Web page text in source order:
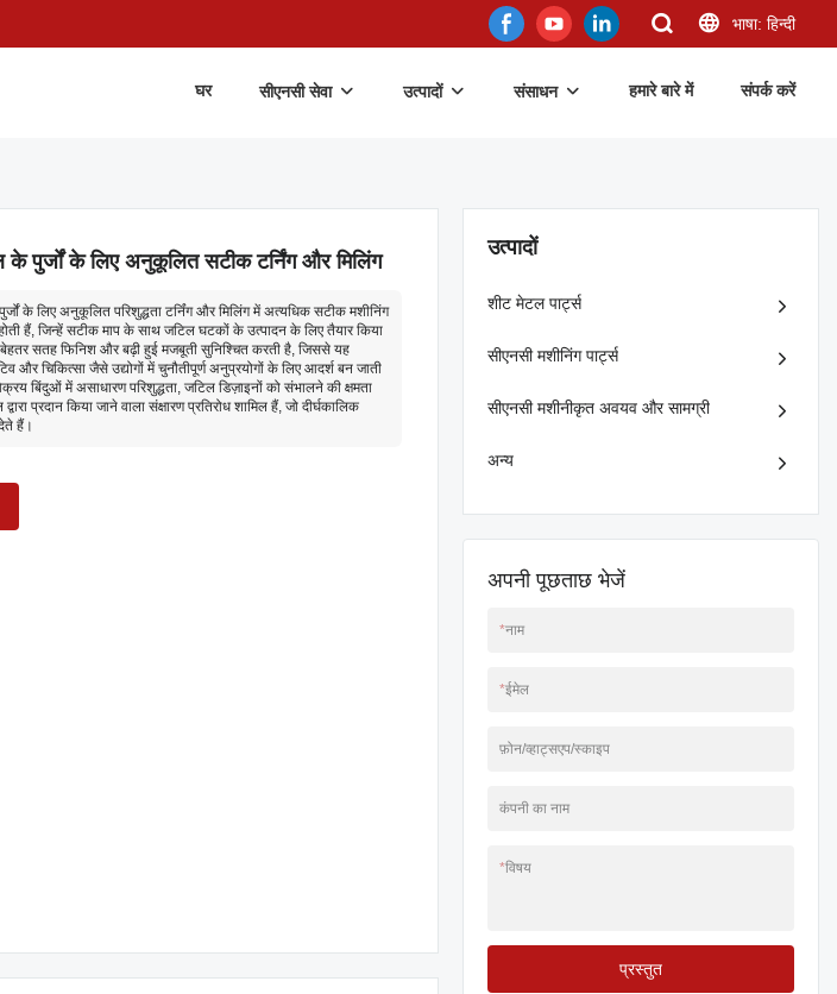
भाषा: हिन्दी
घर सीएनसी सेवा उत्पादों संसाधन हमारे बारे में संपर्क करें
पुर्जों के लिए अनुकूलित सटीक टर्निंग और मिलिंग
के लिए अनुकूलित परिशुद्धता टर्निंग और मिलिंग में अत्यधिक सटीक मशीनिंग
हैं, जिन्हें सटीक माप के साथ जटिल घटकों के उत्पादन के लिए तैयार किया
बेहतर सतह फिनिश और बढ़ी हुई मजबूती सुनिश्चित करती है, जिससे यह
और चिकित्सा जैसे उद्योगों में चुनौतीपूर्ण अनुप्रयोगों के लिए आदर्श बन जाती
बिंदुओं में असाधारण परिशुद्धता, जटिल डिज़ाइनों को संभालने की क्षमता
प्रदान किया जाने वाला संक्षारण प्रतिरोध शामिल हैं, जो दीर्घकालिक
हैं।
उत्पादों
शीट मेटल पार्ट्स
सीएनसी मशीनिंग पार्ट्स
सीएनसी मशीनीकृत अवयव और सामग्री
अन्य
अपनी पूछताछ भेजें
*नाम
*ईमेल
फ़ोन/व्हाट्सएप/स्काइप
कंपनी का नाम
*विषय
प्रस्तुत